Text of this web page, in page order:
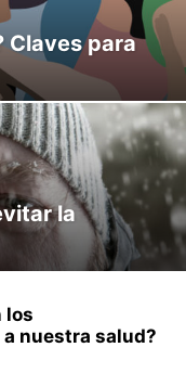
Claves para
la
los
nuestra salud?